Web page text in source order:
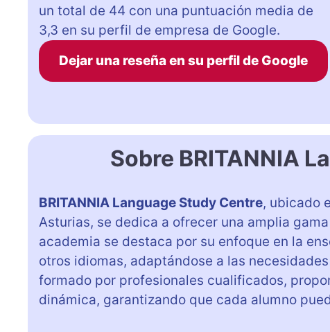
un total de 44 con una puntuación media de
3,3 en su perfil de empresa de Google.
Dejar una reseña en su perfil de Google
Sobre BRITANNIA
BRITANNIA Language Study Centre, ubicado
Asturias, se dedica a ofrecer una amplia
academia se destaca por su enfoque en la
otros idiomas, adaptándose a las
formado por profesionales cualificados,
dinámica, garantizando que cada alumno